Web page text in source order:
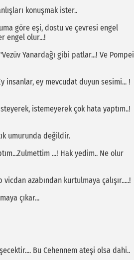
konuşmak ister..
göre eşi, dostu ve çevresi engel
engel olur...!
Yanardağı gibi patlar...! Ve Pompei
insanlar, ey mevcudat duyun sesimi... !
istemeyerek çok hata yaptım..!
umurunda değildir.
...! Hak yedim.. Ne olur
azabından kurtulmaya çalışır.....!
çıkar...
Bu Cehennem ateşi olsa dahi..